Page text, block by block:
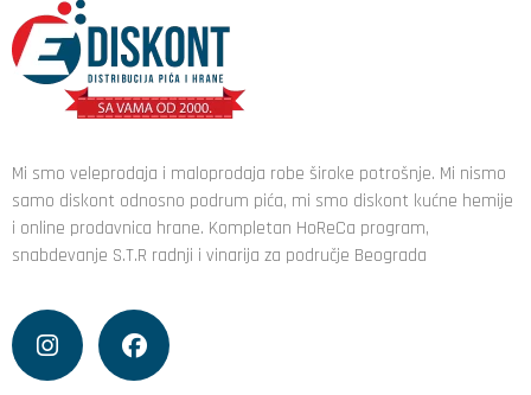
Mi smo veleprodaja i maloprodaja robe široke potrošnje. Mi nismo
samo diskont odnosno podrum pića, mi smo diskont kućne hemije
i online prodavnica hrane. Kompletan HoReCa program,
snabdevanje S.T.R radnji i vinarija za područje Beograda